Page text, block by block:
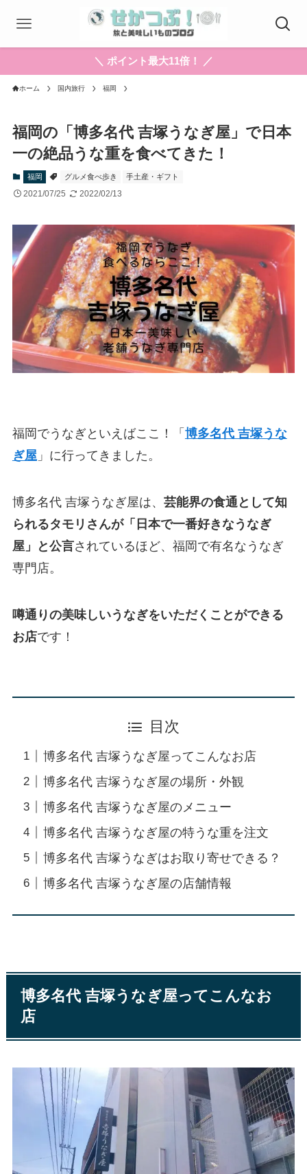
＼ ポイント最大11倍！ ／
ホーム 国内旅行 福岡
福岡の「博多名代 吉塚うなぎ屋」で日本
一の絶品うな重を食べてきた！
福岡 グルメ食べ歩き 手土産・ギフト
2021/07/25 2022/02/13
福岡でうなぎといえばここ！「 博多名代 吉塚うな
ぎ屋 」に行ってきました。
博多名代 吉塚うなぎ屋は、 芸能界の食通として知
られるタモリさんが「日本で一番好きなうなぎ
屋」と公言されているほど、福岡で有名なうなぎ
専門店。
噂通りの美味しいうなぎをいただくことができる
お店です！
目次
博多名代 吉塚うなぎ屋ってこんなお店
博多名代 吉塚うなぎ屋の場所・外観
博多名代 吉塚うなぎ屋のメニュー
博多名代 吉塚うなぎ屋の特うな重を注文
博多名代 吉塚うなぎはお取り寄せできる？
博多名代 吉塚うなぎ屋の店舗情報
博多名代 吉塚うなぎ屋ってこんなお
店